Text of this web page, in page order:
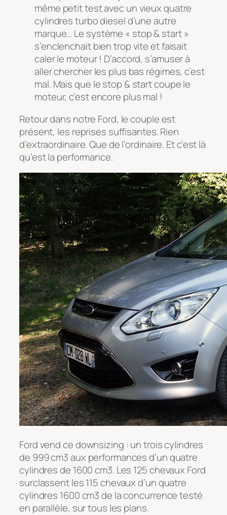
même petit test avec un vieux quatre
cylindres turbo diesel d’une autre
marque… Le système « stop & start »
s’enclenchait bien trop vite et faisait
caler le moteur ! D’accord, s’amuser à
aller chercher les plus bas régimes, c’est
mal. Mais que le stop & start coupe le
moteur, c’est encore plus mal !
Retour dans notre Ford, le couple est
présent, les reprises suffisantes. Rien
d’extraordinaire. Que de l’ordinaire. Et c’est là
qu’est la performance.
Ford vend ce downsizing : un trois cylindres
de 999 cm3 aux performances d’un quatre
cylindres de 1600 cm3. Les 125 chevaux Ford
surclassent les 115 chevaux d’un quatre
cylindres 1600 cm3 de la concurrence testé
en parallèle, sur tous les plans.